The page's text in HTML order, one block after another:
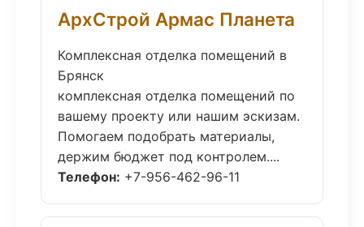
АрхСтрой Армас Планета
Комплексная отделка помещений в
Брянск
комплексная отделка помещений по
вашему проекту или нашим эскизам.
Помогаем подобрать материалы,
держим бюджет под контролем....
Телефон: +7-956-462-96-11